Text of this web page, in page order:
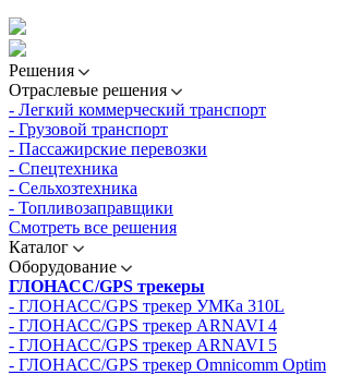
Решения
Отраслевые решения
- Легкий коммерческий транспорт
- Грузовой транспорт
- Пассажирские перевозки
- Спецтехника
- Сельхозтехника
- Топливозаправщики
Смотреть все решения
Каталог
Оборудование
ГЛОНАСС/GPS трекеры
- ГЛОНАСС/GPS трекер УМКа 310L
- ГЛОНАСС/GPS трекер ARNAVI 4
- ГЛОНАСС/GPS трекер ARNAVI 5
- ГЛОНАСС/GPS трекер Omnicomm Optim